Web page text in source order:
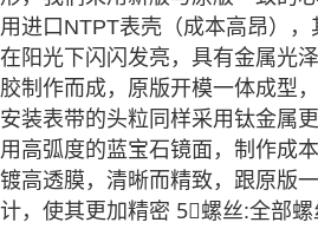
用进口NTPT表壳（成本高昂），
在阳光下闪闪发亮，具有金属光
胶制作而成，原版开模一体成型
安装表带的头粒同样采用钛金属
用高弧度的蓝宝石镜面，制作成
镀高透膜，清晰而精致，跟原版
计，使其更加精密 5⃣️螺丝:全部